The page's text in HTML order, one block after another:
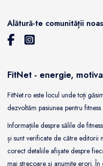
Alătură-te comunității
FitNet - energie,
FitNet.ro este locul unde toți
dezvoltăm pasiunea pentru
Informațiile despre sălile de
și sunt verificate de către editorii
corect detaliile afișate despre
mai strecoare și anumite erori.